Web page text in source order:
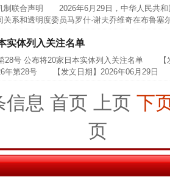
制联合声明 2026年6月29日，中华人民共和
关系和透明度委员马罗什·谢夫乔维奇在布鲁塞
实体列入关注名单
28号 公布将20家日本实体列入关注名单
年第28号 【发文日期】2026年06月29日
信息 首页 上页 下
页